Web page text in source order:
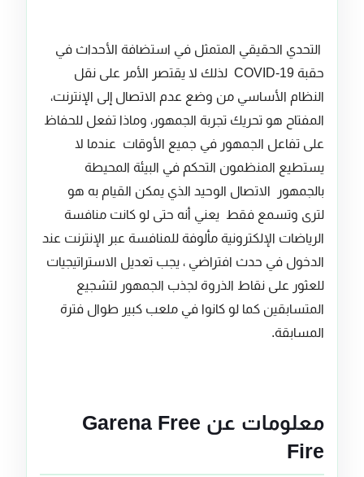
التحدي الحقيقي المتمثل في استضافة الأحداث في
حقبة COVID-19 لذلك لا يقتصر الأمر على نقل
النظام الأساسي من وضع عدم الاتصال إلى الإنترنت،
المفتاح هو تحريك تجربة الجمهور، وماذا تفعل للحفاظ
على تفاعل الجمهور في جميع الأوقات عندما لا
يستطيع المنظمون التحكم في البيئة المحيطة
بالجمهور الاتصال الوحيد الذي يمكن القيام به هو
لترى وتسمع فقط يعني أنه حتى لو كانت منافسة
الرياضات الإلكترونية مألوفة للمنافسة عبر الإنترنت عند
الدخول في حدث افتراضي ، يجب تعديل الاستراتيجيات
للعثور على نقاط الذروة لجذب الجمهور لتشجيع
المتسابقين كما لو كانوا في ملعب كبير طوال فترة
المسابقة.
معلومات عن Garena Free
Fire